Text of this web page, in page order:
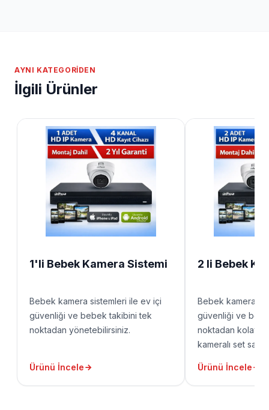
AYNI KATEGORIDEN
İlgili Ürünler
1'li Bebek Kamera Sistemi
Bebek kamera sistemleri ile ev içi
güvenliği ve bebek takibini tek
noktadan yönetebilirsiniz.
Ürünü İncele
2 li Bebek
Bebek kamera
güvenliği ve
noktadan
kameralı set
geniş bir kontrol
Ürünü İncele